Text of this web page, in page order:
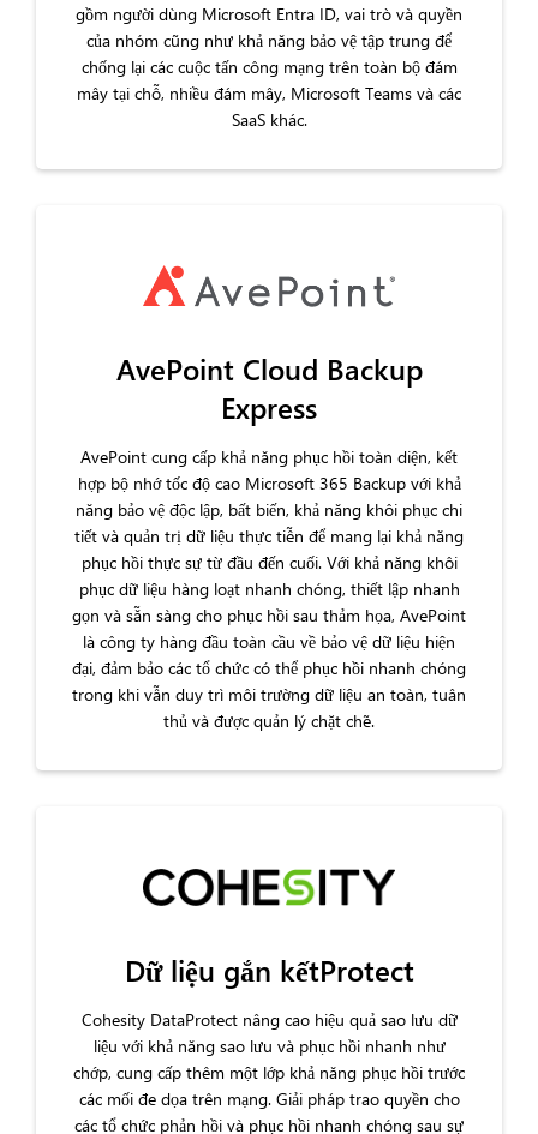
gồm người dùng Microsoft Entra ID, vai trò và quyền
của nhóm cũng như khả năng bảo vệ tập trung để
chống lại các cuộc tấn công mạng trên toàn bộ đám
mây tại chỗ, nhiều đám mây, Microsoft Teams và các
SaaS khác.
AvePoint Cloud Backup
Express
AvePoint cung cấp khả năng phục hồi toàn diện, kết
hợp bộ nhớ tốc độ cao Microsoft 365 Backup với khả
năng bảo vệ độc lập, bất biến, khả năng khôi phục chi
tiết và quản trị dữ liệu thực tiễn để mang lại khả năng
phục hồi thực sự từ đầu đến cuối. Với khả năng khôi
phục dữ liệu hàng loạt nhanh chóng, thiết lập nhanh
gọn và sẵn sàng cho phục hồi sau thảm họa, AvePoint
là công ty hàng đầu toàn cầu về bảo vệ dữ liệu hiện
đại, đảm bảo các tổ chức có thể phục hồi nhanh chóng
trong khi vẫn duy trì môi trường dữ liệu an toàn, tuân
thủ và được quản lý chặt chẽ.
Dữ liệu gắn kếtProtect
Cohesity DataProtect nâng cao hiệu quả sao lưu dữ
liệu với khả năng sao lưu và phục hồi nhanh như
chớp, cung cấp thêm một lớp khả năng phục hồi trước
các mối đe dọa trên mạng. Giải pháp trao quyền cho
các tổ chức phản hồi và phục hồi nhanh chóng sau sự